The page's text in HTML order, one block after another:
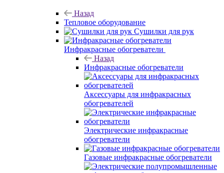
Назад
Тепловое оборудование
Сушилки для рук
Инфракрасные обогреватели
Назад
Инфракрасные обогреватели
Аксессуары для инфракрасных
обогревателей
Электрические инфракрасные
обогреватели
Газовые инфракрасные обогреватели